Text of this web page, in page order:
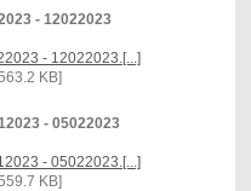
- 12022023
- 12022023.[...]
KB]
- 05022023
- 05022023.[...]
KB]